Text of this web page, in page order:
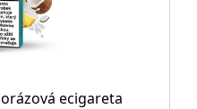
ecigareta